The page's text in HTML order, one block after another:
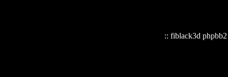
:: fiblack3d